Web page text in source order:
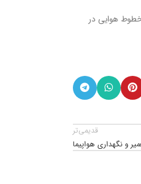
معنی است که خطوط هوایی در
قدیمی‌تر
و نگهداری هواپیما